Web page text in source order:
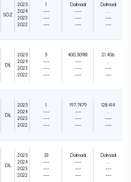
SÖZ
2025
2024
2023
2022
1
---
---
---
Dolmadı
---
---
---
Dolmadı
---
---
DIL
2025
2024
2023
2022
5
---
---
---
400,50981
---
---
---
21.406
---
---
DIL
2025
2024
2023
2022
1
---
---
---
197,7479
---
---
---
128.414
---
---
DIL
2025
2024
2023
2022
33
---
---
---
Dolmadı
---
---
---
Dolmadı
---
---